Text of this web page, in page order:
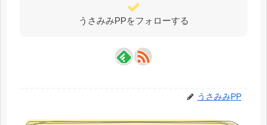
うさみみPPをフォローする
うさみみPP